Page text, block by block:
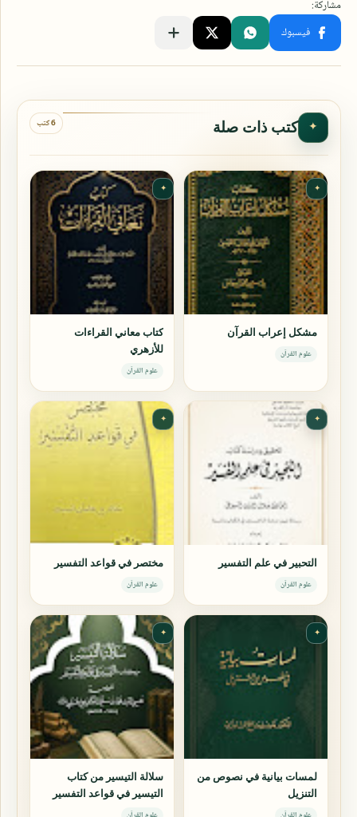
✦ كتب ذات صلة 6 كتب
✦
مشكل إعراب القرآن
علوم القرآن
✦
كتاب معاني القراءات
للأزهري
علوم القرآن
✦
التحبير في علم التفسير
علوم القرآن
✦
مختصر في قواعد التفسير
علوم القرآن
✦
لمسات بيانية في نصوص من
التنزيل
✦
سلالة التيسير من كتاب
التيسير في قواعد التفسير